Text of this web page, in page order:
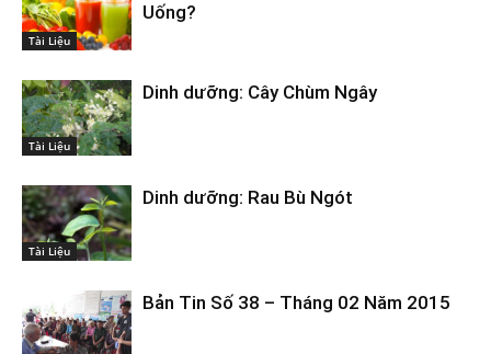
Tài Liệu
Uống?
Tài Liệu
Dinh dưỡng: Cây Chùm Ngây
Tài Liệu
Dinh dưỡng: Rau Bù Ngót
Bản Tin Số 38 – Tháng 02 Năm 2015